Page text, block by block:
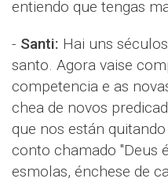
entiendo que tengas
- Santi: Hai uns
santo. Agora vaise
competencia e as
chea de novos
que nos están
conto chamado "Deus
esmolas, énchese de